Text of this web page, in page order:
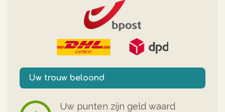
Uw trouw beloond
Uw punten zijn geld waard